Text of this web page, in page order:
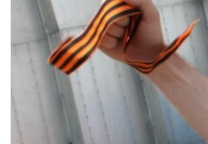
пошуку
ІНТЕРВ'Ю
ВСЕ ЗА ДЕНЬ
СПЕЦПРОЕКТИ
ДЕПОРТАЦІЯ
ВІДЕОУРОКИ «ELIFBE»
ЯК ОБІЙТИ БЛОКУВАННЯ